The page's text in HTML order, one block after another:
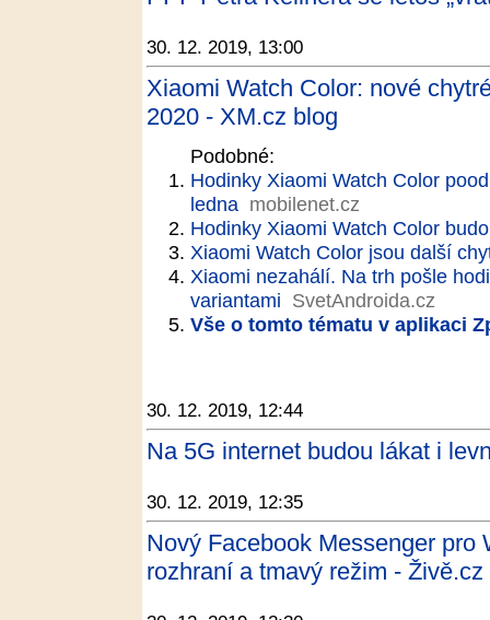
30. 12. 2019, 13:00
Xiaomi Watch Color: nové
2020 - XM.cz blog
Podobné:
Hodinky Xiaomi Watch Color
ledna mobilenet.cz
Hodinky Xiaomi Watch Color
Xiaomi Watch Color jsou další
Xiaomi nezahálí. Na trh pošle
variantami SvetAndroida.cz
Vše o tomto tématu v aplikaci
30. 12. 2019, 12:44
Na 5G internet budou lákat i
30. 12. 2019, 12:35
Nový Facebook Messenger
rozhraní a tmavý režim - Živě.cz